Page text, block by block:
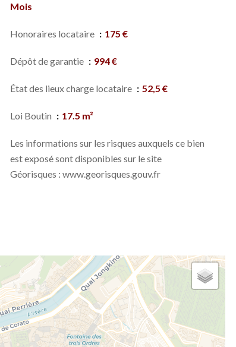
Mois
Honoraires locataire 175 €
Dépôt de garantie 994 €
État des lieux charge locataire 52,5 €
Loi Boutin 17.5 m²
Les informations sur les risques auxquels ce bien
est exposé sont disponibles sur le site
Géorisques : www.georisques.gouv.fr